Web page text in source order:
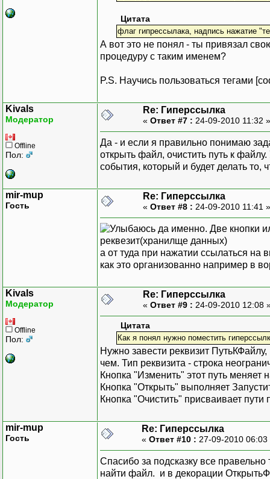
Цитата
флаг гипрессылака, надпись нажатие
А вот это не понял - ты привязал
процедуру с таким именем?
P.S. Научись пользоваться тегами
Kivals
Модератор
Offline
Пол:
Re: Гиперссылка
« Ответ #7 : 24-09-2010 11:32
Да - и если я правильно понимаю
открыть файл, очистить путь к
события, который и будет делать то,
mir-mup
Гость
Re: Гиперссылка
« Ответ #8 : 24-09-2010 11:41
да именно. Две кнопки
реквезит(хранилще данных)
а от туда при нажатии ссылаться на
как это организованно например в
Kivals
Модератор
Offline
Пол:
Re: Гиперссылка
« Ответ #9 : 24-09-2010 12:08
Цитата
Как я понял нужно поместить
Нужно завести реквизит
чем. Тип реквизита - строка
Кнопка "Изменить" этот путь
Кнопка "Открыть" выполняет
Кнопка "Очистить" присваивает
mir-mup
Гость
Re: Гиперссылка
« Ответ #10 : 27-09-2010
Спасибо за подсказку все
найти файл. и в декорации